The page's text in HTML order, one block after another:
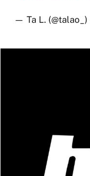
— Ta L. (@talao_)